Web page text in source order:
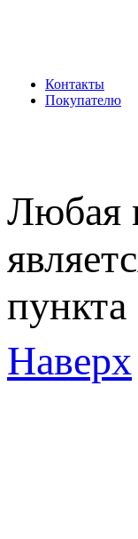
Контакты
Покупателю
Любая
Наверх